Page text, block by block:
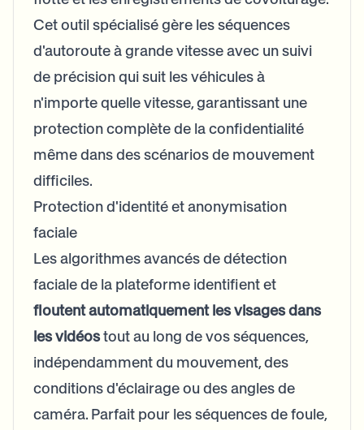
Cet outil spécialisé gère les séquences
d'autoroute à grande vitesse avec un suivi
de précision qui suit les véhicules à
n'importe quelle vitesse, garantissant une
protection complète de la confidentialité
même dans des scénarios de mouvement
difficiles.
Protection d'identité et anonymisation
faciale
Les algorithmes avancés de détection
faciale de la plateforme identifient et
floutent automatiquement les visages dans
les vidéostout au long de vos séquences,
indépendamment du mouvement, des
conditions d'éclairage ou des angles de
caméra. Parfait pour les séquences de foule,